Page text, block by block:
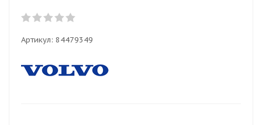
Артикул: 84479349